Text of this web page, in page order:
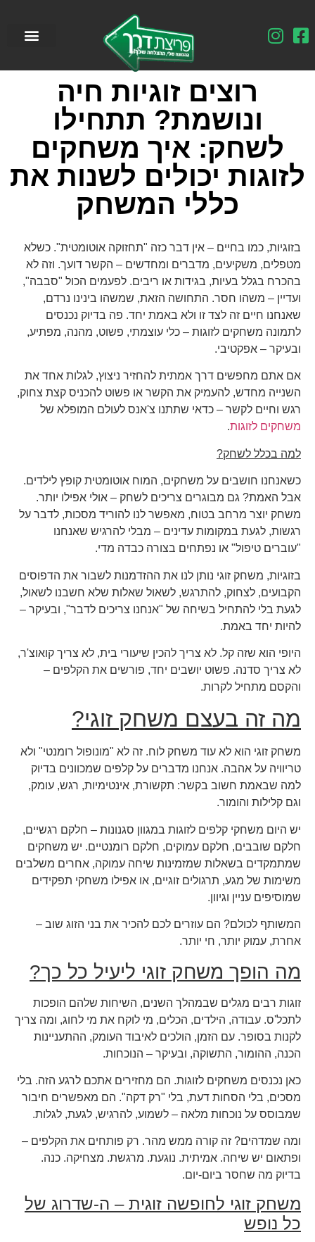
רוצים זוגיות חיה
ונושמת? תתחילו
לשחק: איך משחקים
לזוגות יכולים לשנות את
כללי המשחק
בזוגיות, כמו בחיים – אין דבר כזה "תחזוקה אוטומטית". כשלא
מטפלים, משקיעים, מדברים ומחדשים – הקשר דועך. וזה לא
בהכרח בגלל בעיות, בגידות או ריבים. לפעמים הכול "סבבה",
ועדיין – משהו חסר. התחושה הזאת, שמשהו בינינו נרדם,
שאנחנו חיים זה לצד זו ולא באמת יחד. פה בדיוק נכנסים
לתמונה משחקים לזוגות – כלי עוצמתי, פשוט, מהנה, מפתיע,
ובעיקר – אפקטיבי.
אם אתם מחפשים דרך אמתית להחזיר ניצוץ, לגלות אחד את
השנייה מחדש, להעמיק את הקשר או פשוט להכניס קצת צחוק,
רגש וחיים לקשר – כדאי שתתנו צ'אנס לעולם המופלא של
משחקים לזוגות.
למה בכלל לשחק?
כשאנחנו חושבים על משחקים, המוח אוטומטית קופץ לילדים.
אבל האמת? גם מבוגרים צריכים לשחק – אולי אפילו יותר.
משחק יוצר מרחב בטוח, מאפשר לנו להוריד מסכות, לדבר על
רגשות, לגעת במקומות עדינים – מבלי להרגיש שאנחנו
"עוברים טיפול" או נפתחים בצורה כבדה מדי.
בזוגיות, משחק זוגי נותן לנו את ההזדמנות לשבור את הדפוסים
הקבועים, לצחוק, להתרגש, לשאול שאלות שלא חשבנו לשאול,
לגעת בלי להתחיל בשיחה של "אנחנו צריכים לדבר", ובעיקר –
להיות יחד באמת.
היופי הוא שזה קל. לא צריך להכין שיעורי בית, לא צריך קואוצ'ר,
לא צריך סדנה. פשוט יושבים יחד, פורשים את הקלפים –
והקסם מתחיל לקרות.
מה זה בעצם משחק זוגי?
משחק זוגי הוא לא עוד משחק לוח. זה לא "מונופול רומנטי" ולא
טריוויה על אהבה. אנחנו מדברים על קלפים שמכוונים בדיוק
למה שבאמת חשוב בקשר: תקשורת, אינטימיות, רגש, עומק,
וגם קלילות והומור.
יש היום משחקי קלפים לזוגות במגוון סגנונות – חלקם רגשיים,
חלקם שובבים, חלקם עמוקים, חלקם רומנטיים. יש משחקים
שמתמקדים בשאלות שמזמינות שיחה עמוקה, אחרים משלבים
משימות של מגע, תרגולים זוגיים, או אפילו משחקי תפקידים
שמוסיפים עניין וגיוון.
המשותף לכולם? הם עוזרים לכם להכיר את בני הזוג שוב –
אחרת, עמוק יותר, חי יותר.
מה הופך משחק זוגי ליעיל כל כך?
זוגות רבים מגלים שבמהלך השנים, השיחות שלהם הופכות
לתכל'ס. עבודה, הילדים, הכלים, מי לוקח את מי לחוג, ומה צריך
לקנות בסופר. עם הזמן, הולכים לאיבוד העומק, ההתעניינות
הכנה, ההומור, התשוקה, ובעיקר – הנוכחות.
כאן נכנסים משחקים לזוגות. הם מחזירים אתכם לרגע הזה. בלי
מסכים, בלי הסחות דעת, בלי "רק דקה". הם מאפשרים חיבור
שמבוסס על נוכחות מלאה – לשמוע, להרגיש, לגעת, לגלות.
ומה שמדהים? זה קורה ממש מהר. רק פותחים את הקלפים –
ופתאום יש שיחה. אמיתית. נוגעת. מרגשת. מצחיקה. כנה.
בדיוק מה שחסר ביום-יום.
משחק זוגי לחופשה זוגית – ה-שדרוג של
כל נופש